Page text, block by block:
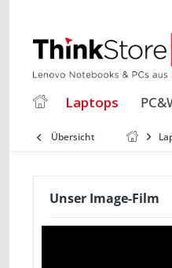
Laptops
Übersicht
Unser Image-Film